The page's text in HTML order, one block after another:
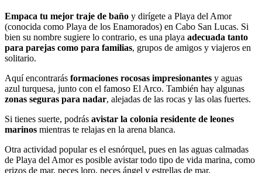
Empaca tu mejor traje de baño y dirígete a Playa del Amor
(conocida como Playa de los Enamorados) en Cabo San Lucas. Si
bien su nombre sugiere lo contrario, es una playa adecuada tanto
para parejas como para familias, grupos de amigos y viajeros en
solitario.
Aquí encontrarás formaciones rocosas impresionantes y aguas
azul turquesa, junto con el famoso El Arco. También hay algunas
zonas seguras para nadar, alejadas de las rocas y las olas fuertes.
Si tienes suerte, podrás avistar la colonia residente de leones
marinos mientras te relajas en la arena blanca.
Otra actividad popular es el esnórquel, pues en las aguas calmadas
de Playa del Amor es posible avistar todo tipo de vida marina, como
erizos de mar, peces loro, peces ángel y estrellas de mar.